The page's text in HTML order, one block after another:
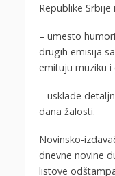
Republike
– umesto
drugih emisija
emituju muziku i
– usklade
dana žalosti.
Novinsko-
dnevne novine
listove